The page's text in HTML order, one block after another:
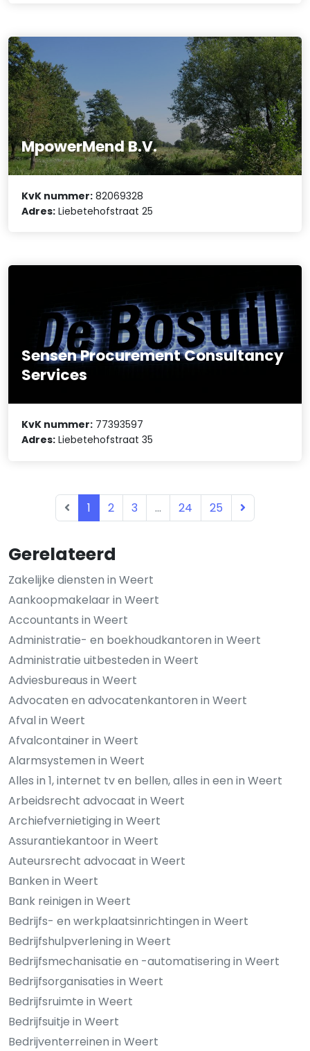
Gerelateerd
Zakelijke diensten in Weert
Aankoopmakelaar in Weert
Accountants in Weert
Administratie- en boekhoudkantoren in Weert
Administratie uitbesteden in Weert
Adviesbureaus in Weert
Advocaten en advocatenkantoren in Weert
Afval in Weert
Afvalcontainer in Weert
Alarmsystemen in Weert
Alles in 1, internet tv en bellen, alles in een in Weert
Arbeidsrecht advocaat in Weert
Archiefvernietiging in Weert
Assurantiekantoor in Weert
Auteursrecht advocaat in Weert
Banken in Weert
Bank reinigen in Weert
Bedrijfs- en werkplaatsinrichtingen in Weert
Bedrijfshulpverlening in Weert
Bedrijfsmechanisatie en -automatisering in Weert
Bedrijfsorganisaties in Weert
Bedrijfsruimte in Weert
Bedrijfsuitje in Weert
Bedrijventerreinen in Weert
MpowerMend B.V.
KvK nummer: 82069328
Adres: Liebetehofstraat 25
Sensen Procurement Consultancy
Services
KvK nummer: 77393597
Adres: Liebetehofstraat 35
1 2 3 ... 24 25